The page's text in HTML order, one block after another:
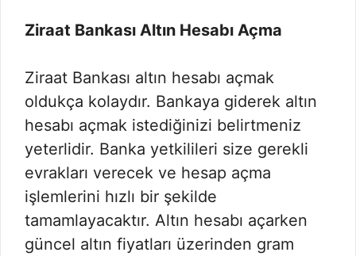
Ziraat Bankası Altın Hesabı Açma
Ziraat Bankası altın hesabı açmak
oldukça kolaydır. Bankaya giderek altın
hesabı açmak istediğinizi belirtmeniz
yeterlidir. Banka yetkilileri size gerekli
evrakları verecek ve hesap açma
işlemlerini hızlı bir şekilde
tamamlayacaktır. Altın hesabı açarken
güncel altın fiyatları üzerinden gram